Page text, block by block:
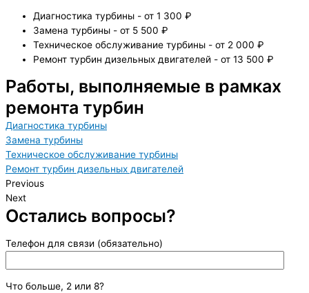
Диагностика турбины - от 1 300 ₽
Замена турбины - от 5 500 ₽
Техническое обслуживание турбины - от 2 000 ₽
Ремонт турбин дизельных двигателей - от 13 500 ₽
Работы, выполняемые в рамках
ремонта турбин
Диагностика турбины
Замена турбины
Техническое обслуживание турбины
Ремонт турбин дизельных двигателей
Previous
Next
Остались вопросы?
Телефон для связи (обязательно)
Что больше, 2 или 8?